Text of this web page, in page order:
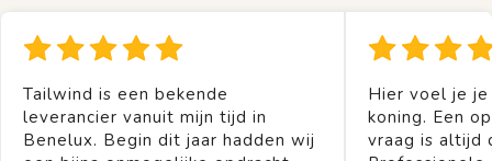
Tailwind is een bekende
leverancier vanuit mijn tijd in
Benelux. Begin dit jaar hadden wij
Hier voel je
koning. Een
vraag is altijd